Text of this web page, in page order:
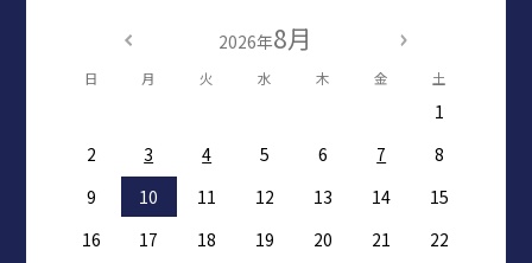
2026年8月
日 月 火 水 木 金 土
1
2
3 4 5 6 7
8
9
10 11 12 13 14
15
16
17 18 19 20 21
22